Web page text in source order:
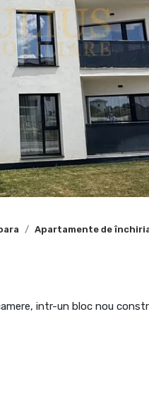
Apartamente de
intr-un bloc nou